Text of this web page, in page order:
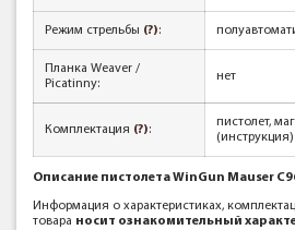
Режим стрельбы (?):
Планка Weaver /
Picatinny:
нет
Комплектация (?):
пистолет,
(инструкция)
Описание пистолета WinGun Mauser
Информация о характеристиках,
товара носит ознакомительный